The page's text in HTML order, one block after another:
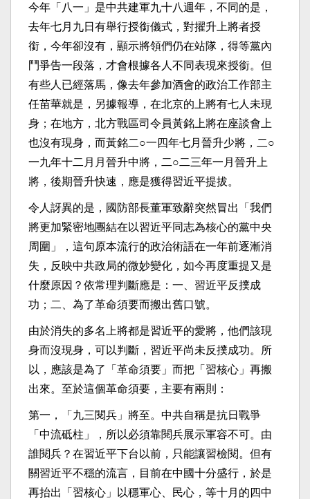
今年「八一」是中共建軍九十八週年，不同的是，
去年七月九日有舉行授銜儀式，對擢升上將者授
銜，今年卻沒有，顯示將領們仍在站隊，得等黨內
鬥爭告一段落，才會根據各人不同表現來授銜。但
有些人已經落馬，像去年參加酒會的政治工作部主
任苗華就是，另據報導，在北京的上將有七人未現
身；在地方，北方戰區司令員黃銘上將在座談會上
也沒有現身，而黃銘二○一四年七月晉升少將，二○
一九年十二月月晉升中將，二○二三年一月晉升上
將，後期晉升快速，應是獲得習近平提拔。
令人訝異的是，國防部長董軍致辭突然冒出「我們
將更加緊密地團結在以習近平同志為核心的黨中央
周圍」，這句原本流行的政治術語在一年前逐漸消
失，反映中共政局的微妙變化，如今再度重提又是
什麼原因？依常理判斷應是：一、習近平反撲成
功；二、為了革命須要而搬出舊口號。
由於消失的多名上將都是習近平的愛將，他們該現
身而沒現身，可以判斷，習近平尚未反撲成功。所
以，應該是為了「革命須要」而把「習核心」再搬
出來。至於這個革命須要，主要有兩則：
第一，「九三閱兵」將至。中共自稱是抗日戰爭
「中流砥柱」，所以必須靠閱兵展示軍容不可。由
誰閱兵？在習近平下台以前，只能讓習檢閱。但有
關習近平不穩的流言，目前在中國十分盛行，於是
再抬出「習核心」以穩軍心、民心，等十月的四中